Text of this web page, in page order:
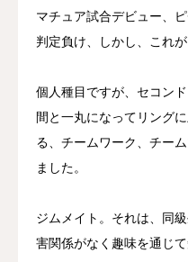
マチュア試合デビュー、
判定負け、しかし、これ
個人種目ですが、セコン
間と一丸になってリング
る、チームワーク、チー
ました。
ジムメイト。それは、同
害関係がなく趣味を通じ